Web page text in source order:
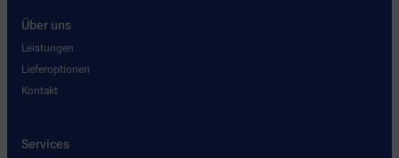
Über uns
Leistungen
Lieferoptionen
Kontakt
Services